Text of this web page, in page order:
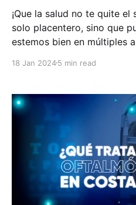
¡Que la salud no te quite
solo placentero, sino que
estemos bien en múltiples
convierte en un problema
18 Jan 20245 min read